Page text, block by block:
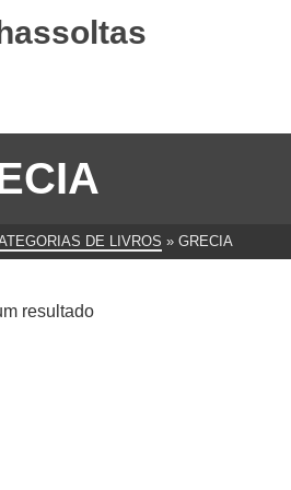
DE LIVROS » GRECIA
resultado